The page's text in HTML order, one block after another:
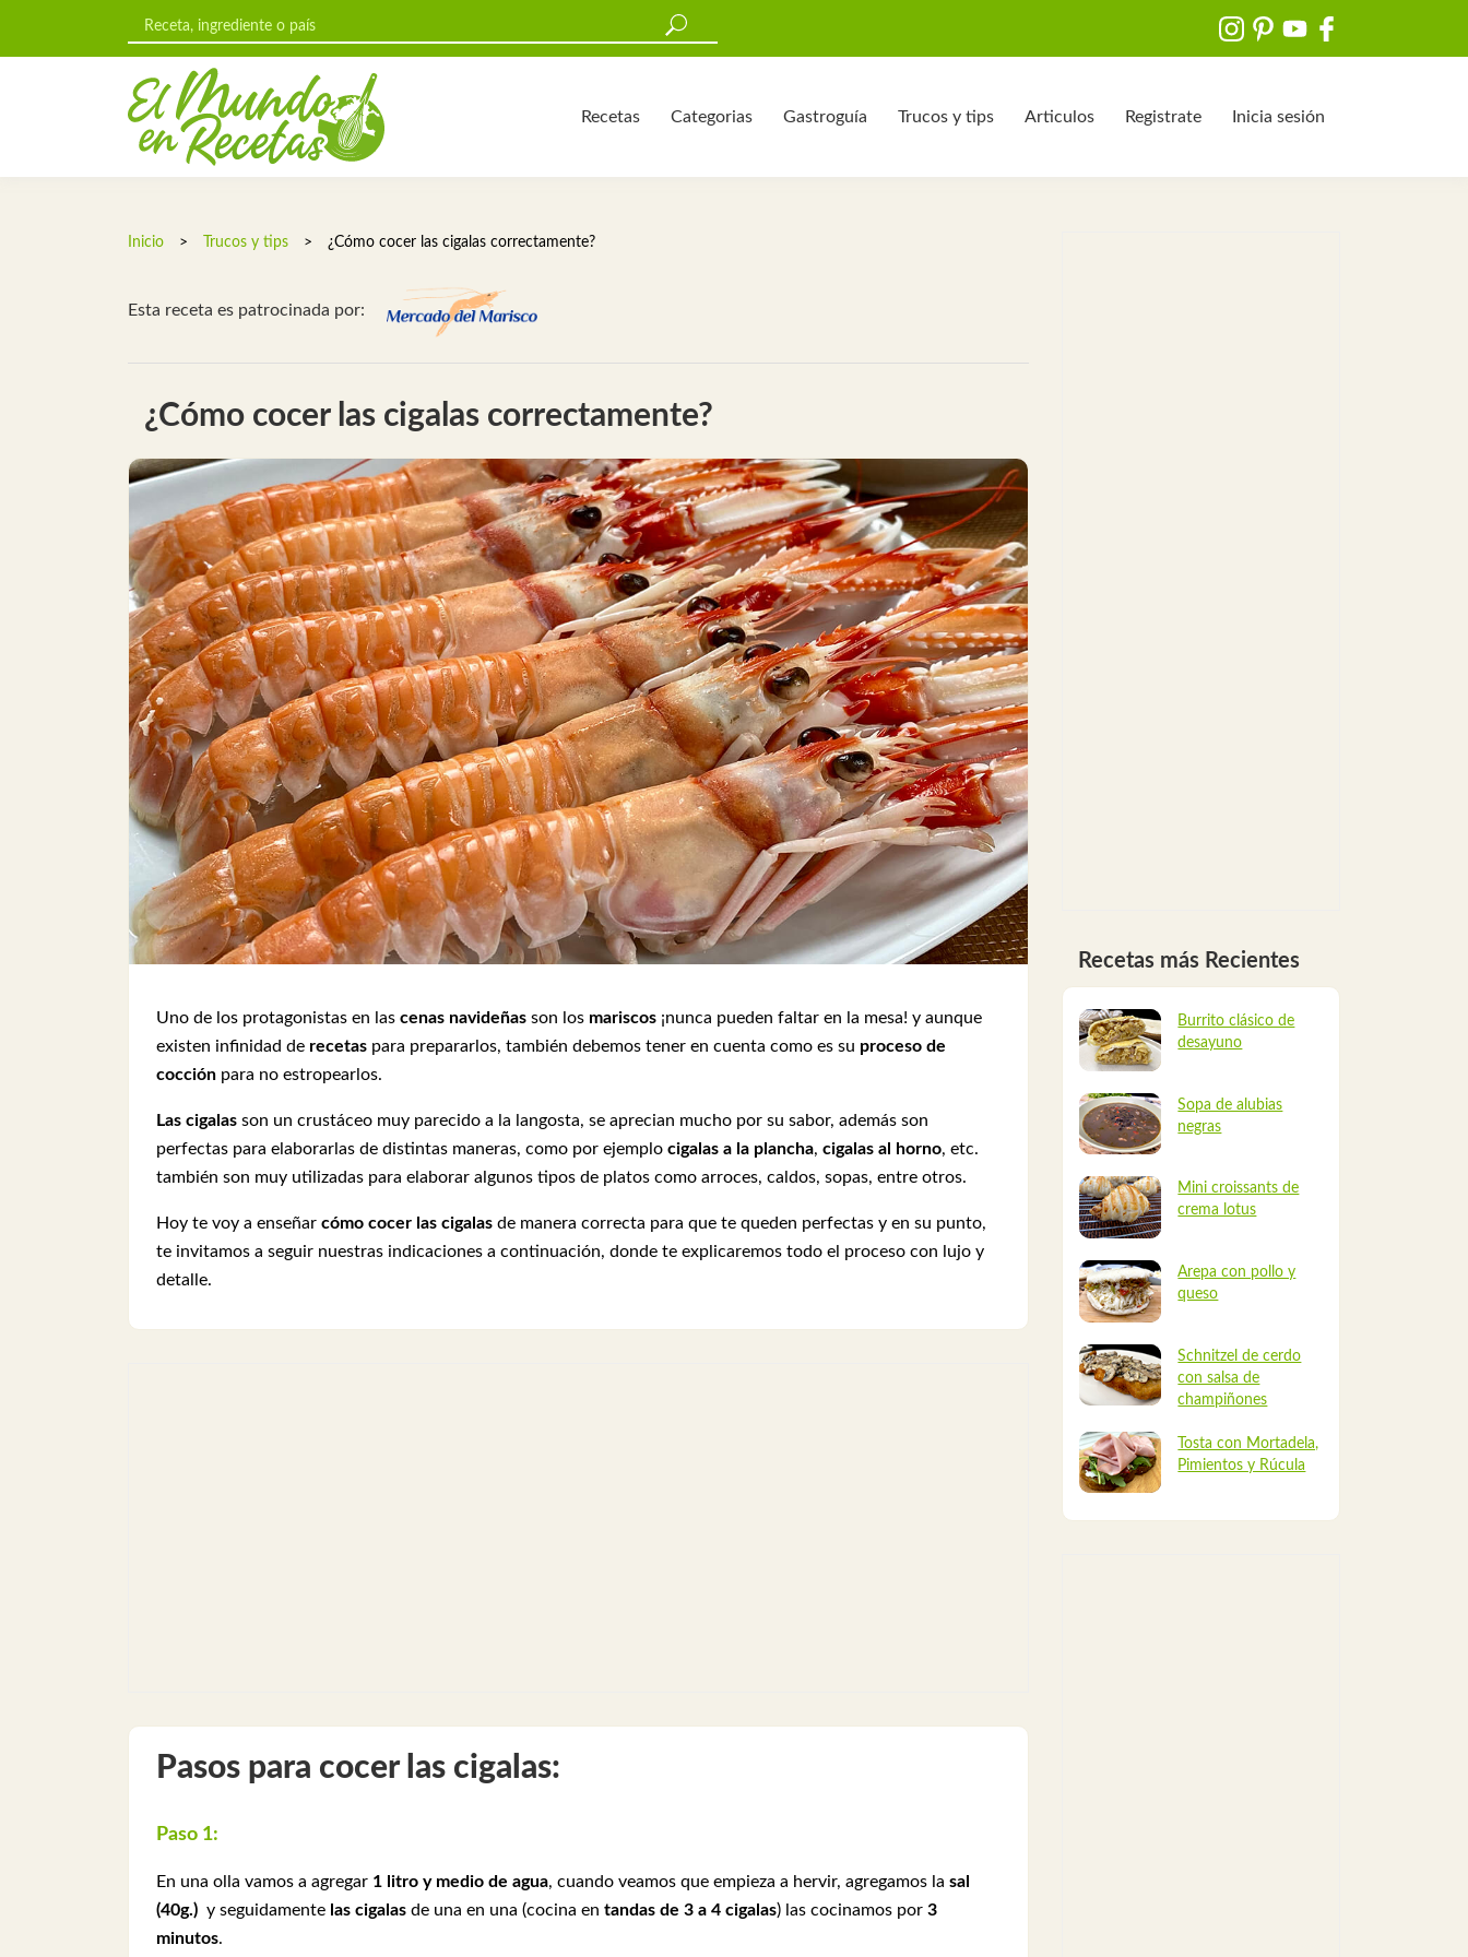
Recetas Categorias Gastroguía Trucos y tips Articulos Registrate Inicia sesión
Inicio > Trucos y tips > ¿Cómo cocer las cigalas correctamente?
Esta receta es patrocinada por:
¿Cómo cocer las cigalas correctamente?
Uno de los protagonistas en las cenas navideñas son los mariscos ¡nunca pueden faltar en la mesa! y aunque
existen infinidad de recetas para prepararlos, también debemos tener en cuenta como es su proceso de
cocción para no estropearlos.
Las cigalas son un crustáceo muy parecido a la langosta, se aprecian mucho por su sabor, además son
perfectas para elaborarlas de distintas maneras, como por ejemplo cigalas a la plancha, cigalas al horno, etc.
también son muy utilizadas para elaborar algunos tipos de platos como arroces, caldos, sopas, entre otros.
Hoy te voy a enseñar cómo cocer las cigalas de manera correcta para que te queden perfectas y en su punto,
te invitamos a seguir nuestras indicaciones a continuación, donde te explicaremos todo el proceso con lujo y
detalle.
Pasos para cocer las cigalas:
Paso 1:
En una olla vamos a agregar 1 litro y medio de agua, cuando veamos que empieza a hervir, agregamos la sal
(40g.) y seguidamente las cigalas de una en una (cocina en tandas de 3 a 4 cigalas) las cocinamos por 3
minutos.
Recetas más Recientes
Burrito clásico de
desayuno
Sopa de alubias
negras
Mini croissants de
crema lotus
Arepa con pollo y
queso
Schnitzel de cerdo
con salsa de
champiñones
Tosta con Mortadela,
Pimientos y Rúcula